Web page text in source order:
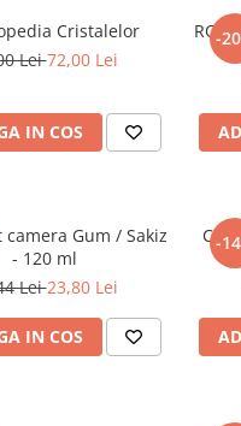
Cristalelor
Lei72,00 Lei
IN COS
-
Gum / Sakiz
- 120 ml
Lei23,80 Lei
IN COS
-